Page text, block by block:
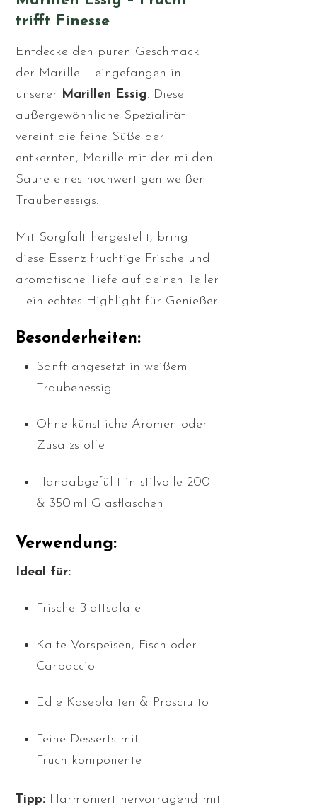
trifft Finesse
Entdecke den puren Geschmack
der Marille – eingefangen in
unserer Marillen Essig. Diese
außergewöhnliche Spezialität
vereint die feine Süße der
entkernten, Marille mit der milden
Säure eines hochwertigen weißen
Traubenessigs.
Mit Sorgfalt hergestellt, bringt
diese Essenz fruchtige Frische und
aromatische Tiefe auf deinen Teller
– ein echtes Highlight für Genießer.
Besonderheiten:
Sanft angesetzt in weißem
Traubenessig
Ohne künstliche Aromen oder
Zusatzstoffe
Handabgefüllt in stilvolle 200
& 350 ml Glasflaschen
Verwendung:
Ideal für:
Frische Blattsalate
Kalte Vorspeisen, Fisch oder
Carpaccio
Edle Käseplatten & Prosciutto
Feine Desserts mit
Fruchtkomponente
Tipp: Harmoniert hervorragend mit